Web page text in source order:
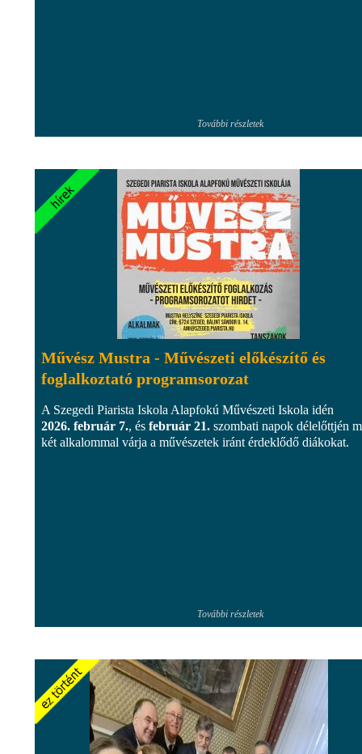
További részletek
Művész Mustra - Művészeti előkészítő és
foglalkoztató programsorozat
A Szegedi Piarista Iskola Alapfokú Művészeti Iskola idén
2026. február 7., és február 21. szombati napok délelőttjén
két alkalommal várja a művészetek iránt érdeklődő diákokat.
További részletek